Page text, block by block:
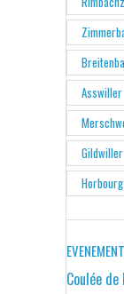
Asswiller
Gildwiller
Coulée de